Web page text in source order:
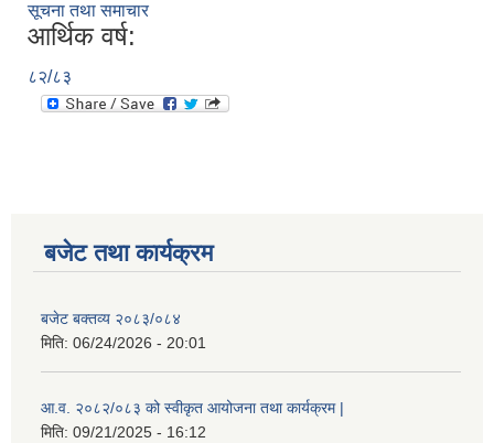
सूचना तथा समाचार
आर्थिक वर्ष:
८२/८३
बजेट तथा कार्यक्रम
बजेट बक्तव्य २०८३/०८४
मिति: 06/24/2026 - 20:01
आ.व. २०८२/०८३ को स्वीकृत आयोजना तथा कार्यक्रम |
मिति: 09/21/2025 - 16:12